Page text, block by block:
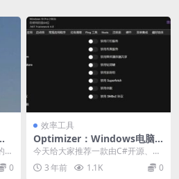
图
0
效率工具
Optimizer：Windows电脑
优化设置工具1
今天给大家推荐一款由C#开源、功
能强大、免费的Windows系统优化
工具 - O...
3 年前 1.1K 0